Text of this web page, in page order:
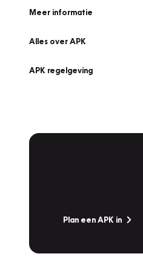
Meer informatie
Alles over APK
APK regelgeving
Plan een APK in